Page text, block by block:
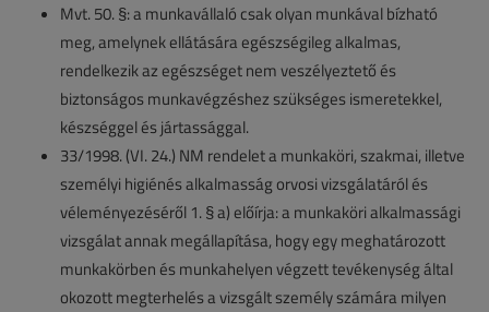
Mvt. 50. §: a munkavállaló csak olyan munkával bízható
meg, amelynek ellátására egészségileg alkalmas,
rendelkezik az egészséget nem veszélyeztető és
biztonságos munkavégzéshez szükséges ismeretekkel,
készséggel és jártassággal.
33/1998. (VI. 24.) NM rendelet a munkaköri, szakmai, illetve
személyi higiénés alkalmasság orvosi vizsgálatáról és
véleményezéséről 1. § a) előírja: a munkaköri alkalmassági
vizsgálat annak megállapítása, hogy egy meghatározott
munkakörben és munkahelyen végzett tevékenység által
okozott megterhelés a vizsgált személy számára milyen